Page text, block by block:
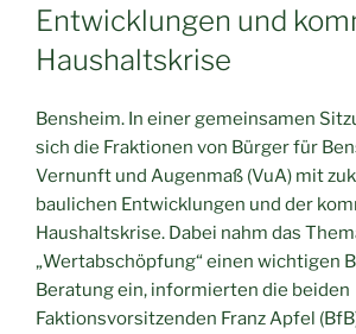
Entwicklungen und
Haushaltskrise
Bensheim. In einer gemeinsamen
sich die Fraktionen von Bürger für
Vernunft und Augenmaß (VuA) mit
baulichen Entwicklungen und der
Haushaltskrise. Dabei nahm das
„Wertabschöpfung“ einen wichtigen
Beratung ein, informierten die beiden
Faktionsvorsitzenden Franz Apfel